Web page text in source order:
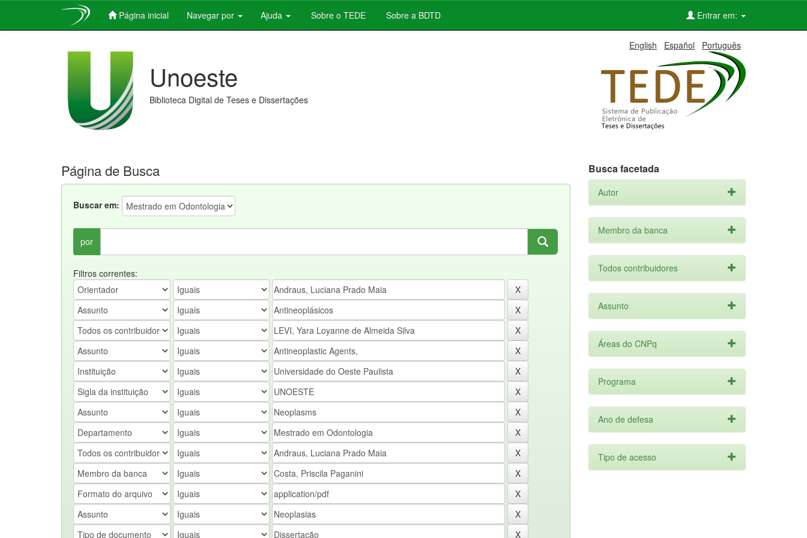
Página inicial Navegar por Ajuda Sobre o TEDE Sobre a BDTD Entrar em:
English Español Português
Unoeste
Biblioteca Digital de Teses e Dissertações
Página de Busca
Buscar em:
por
Filtros correntes:
Busca facetada
Autor
Membro da banca
Todos contribuidores
Assunto
Áreas do CNPq
Programa
Ano de defesa
Tipo de acesso